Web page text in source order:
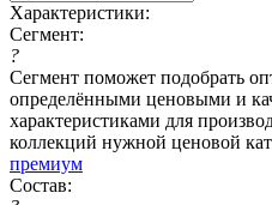
Характеристики:
Сегмент:
?
Сегмент поможет подобрать
определёнными ценовыми и
характеристиками для
коллекций нужной ценовой
премиум
Состав: